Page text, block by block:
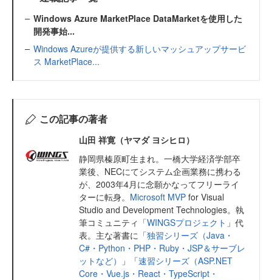
Windows Azure MarketPlace DataMarketを使用した
開発事始...
Windows Azureが提供する新しいマッシュアップサービ
ス MarketPlace...
この記事の著者
山田 祥寛（ヤマダ ヨシヒロ）
静岡県榛原町生まれ。一橋大学経済学部卒
業後、NECにてシステム企画業務に携わる
が、2003年4月に念願かなってフリーライ
ターに転身。 Microsoft MVP for Visual
Studio and Development Technologies。執
筆コミュニティ「WINGSプロジェクト 」代
表。主な著書に「独習シリーズ（Java・
C#・Python・PHP・Ruby・JSP＆サーブレ
ットなど）
」「速習シリーズ（ASP.NET
Core・Vue.js・React・TypeScript・